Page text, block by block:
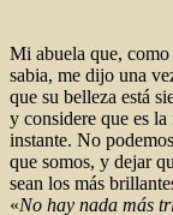
Mi abuela que, como
sabia, me dijo una
que su belleza está
y considere que es
instante. No
que somos, y dejar
sean los más
«No hay nada más